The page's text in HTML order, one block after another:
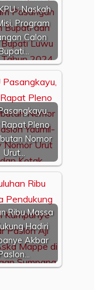
: Naskah
Program
Calon
Bupati…
Rapat Pleno
Nomor
Urut…
Ribu Massa
Hadiri
Akbar